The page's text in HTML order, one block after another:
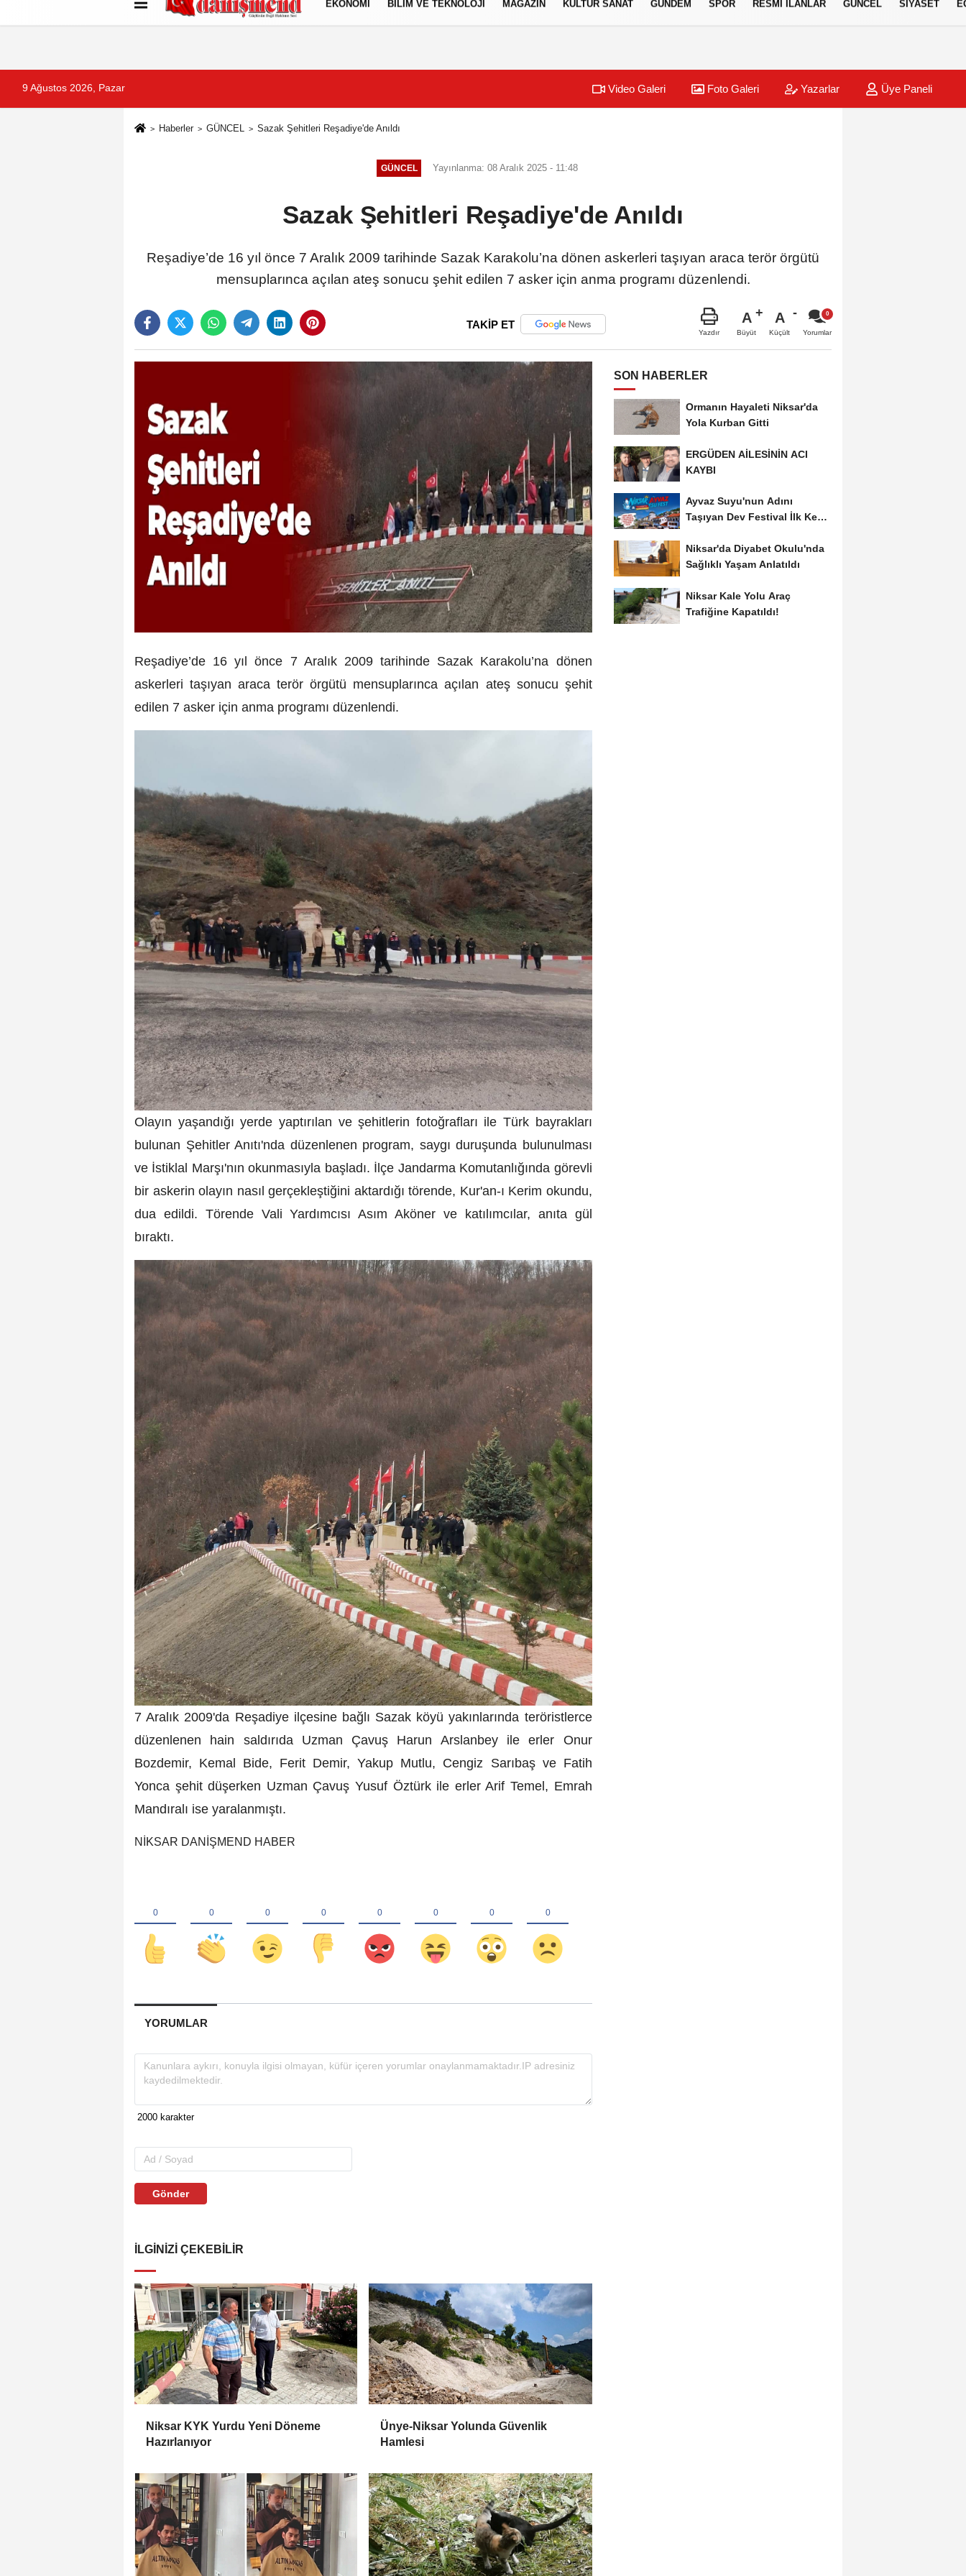
Künye İletişim Çerez Politikası
EKONOMİ BİLİM VE TEKNOLOJİ MAGAZİN KÜLTÜR SANAT GÜNDEM SPOR RESMİ İLANLAR GÜNCEL SİYASET
9 Ağustos 2026, Pazar Video Galeri Foto Galeri Yazarlar Üye Paneli
Haberler GÜNCEL Sazak Şehitleri Reşadiye'de Anıldı
GÜNCEL Yayınlanma: 08 Aralık 2025 - 11:48
Sazak Şehitleri Reşadiye'de Anıldı
Reşadiye’de 16 yıl önce 7 Aralık 2009 tarihinde Sazak Karakolu’na dönen askerleri taşıyan araca terör örgütü
mensuplarınca açılan ateş sonucu şehit edilen 7 asker için anma programı düzenlendi.
TAKİP ET
Yazdır
A
Büyüt
A
Küçült Yorumlar
Reşadiye’de 16 yıl önce 7 Aralık 2009 tarihinde Sazak Karakolu’na dönen
askerleri taşıyan araca terör örgütü mensuplarınca açılan ateş sonucu şehit
edilen 7 asker için anma programı düzenlendi.
Olayın yaşandığı yerde yaptırılan ve şehitlerin fotoğrafları ile Türk bayrakları
bulunan Şehitler Anıtı'nda düzenlenen program, saygı duruşunda bulunulması
ve İstiklal Marşı'nın okunmasıyla başladı. İlçe Jandarma Komutanlığında görevli
bir askerin olayın nasıl gerçekleştiğini aktardığı törende, Kur'an-ı Kerim okundu,
dua edildi. Törende Vali Yardımcısı Asım Aköner ve katılımcılar, anıta gül
bıraktı.
7 Aralık 2009'da Reşadiye ilçesine bağlı Sazak köyü yakınlarında teröristlerce
düzenlenen hain saldırıda Uzman Çavuş Harun Arslanbey ile erler Onur
Bozdemir, Kemal Bide, Ferit Demir, Yakup Mutlu, Cengiz Sarıbaş ve Fatih
Yonca şehit düşerken Uzman Çavuş Yusuf Öztürk ile erler Arif Temel, Emrah
Mandıralı ise yaralanmıştı.
NİKSAR DANİŞMEND HABER
YORUMLAR
Gönder
İLGINIZI ÇEKEBILIR
Niksar KYK Yurdu Yeni Döneme
Hazırlanıyor
Ünye-Niksar Yolunda Güvenlik
Hamlesi
SON HABERLER
Ormanın Hayaleti Niksar'da
Yola Kurban Gitti
ERGÜDEN AİLESİNİN ACI
KAYBI
Ayvaz Suyu'nun Adını
Taşıyan Dev Festival İlk Kez
Niksar'da Diyabet Okulu'nda
Sağlıklı Yaşam Anlatıldı
Niksar Kale Yolu Araç
Trafiğine Kapatıldı!